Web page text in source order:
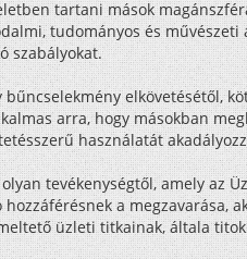
tartani mások
tudományos és
szabályokat.
elkövetésétől,
arra, hogy másokban
használatát
tevékenységtől, amely az
a megzavarása,
üzleti titkainak, általa